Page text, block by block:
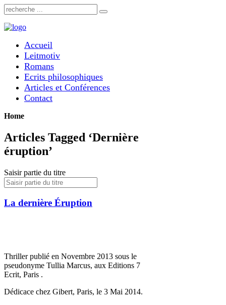
Accueil
Leitmotiv
Romans
Ecrits philosophiques
Articles et Conférences
Contact
Home
Articles Tagged ‘Dernière
éruption’
Saisir partie du titre
La dernière Éruption
Thriller publié en Novembre 2013 sous le
pseudonyme Tullia Marcus, aux Editions 7
Ecrit, Paris .
Dédicace chez Gibert, Paris, le 3 Mai 2014.